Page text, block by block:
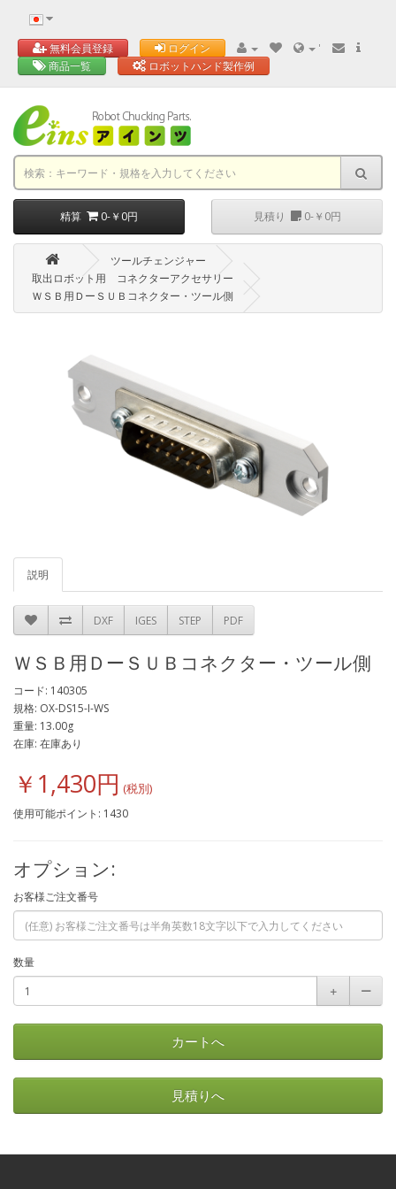
無料会員登録 ログイン
'
商品一覧
ロボットハンド製作例
精算 0-￥0円 見積り 0-￥0円
ツールチェンジャー
取出ロボット用 コネクターアクセサリー
ＷＳＢ用ＤーＳＵＢコネクター・ツール側
説明
DXF IGES STEP PDF
ＷＳＢ用ＤーＳＵＢコネクター・ツール側
コード: 140305
規格: OX-DS15-I-WS
重量: 13.00g
在庫: 在庫あり
￥1,430円
使用可能ポイント: 1430
オプション:
お客様ご注文番号
数量
＋
ー
カートへ
見積りへ